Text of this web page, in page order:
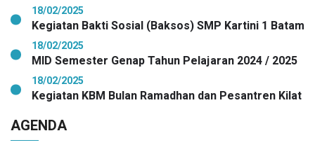
18/02/2025
Kegiatan Bakti Sosial (Baksos) SMP Kartini 1 Batam
18/02/2025
MID Semester Genap Tahun Pelajaran 2024 / 2025
18/02/2025
Kegiatan KBM Bulan Ramadhan dan Pesantren Kilat
AGENDA